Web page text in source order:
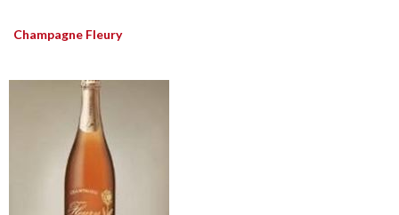
Champagne Fleury